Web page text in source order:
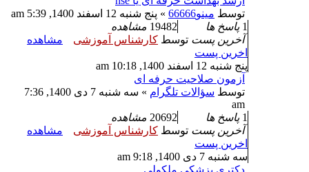
توسط مینو66666
» پنج شنبه 12 اسفند 1400, 5:39 am
1 پاسخ ها 19482 مشاهده
آخرین پست توسط کارشناس آموزشی
مشاهده
اخرین پست
پنج شنبه 12 اسفند 1400, 10:18 am
آزمون صلاحیت حرفه ای
توسط سؤالات تلگرام
» سه شنبه 7 دی 1400, 7:36
am
1 پاسخ ها 20692 مشاهده
آخرین پست توسط کارشناس آموزشی
مشاهده
اخرین پست
سه شنبه 7 دی 1400, 9:18 am
دکتری پزشکی ملکولی